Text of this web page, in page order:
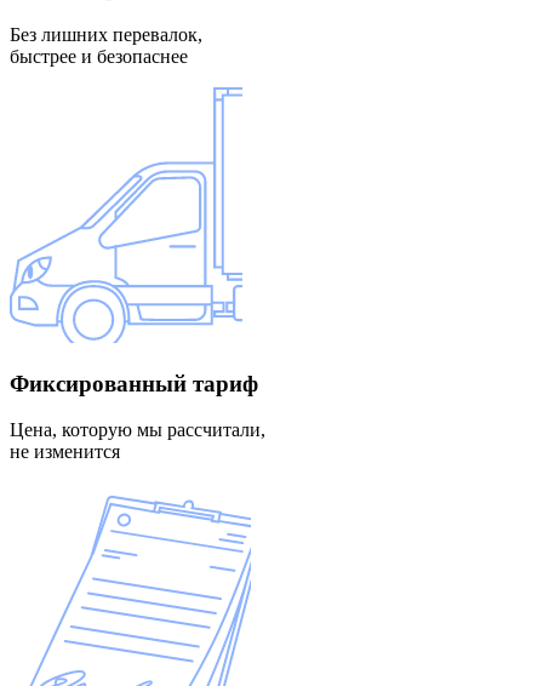
Без лишних перевалок,
быстрее и безопаснее
Фиксированный тариф
Цена, которую мы рассчитали,
не изменится